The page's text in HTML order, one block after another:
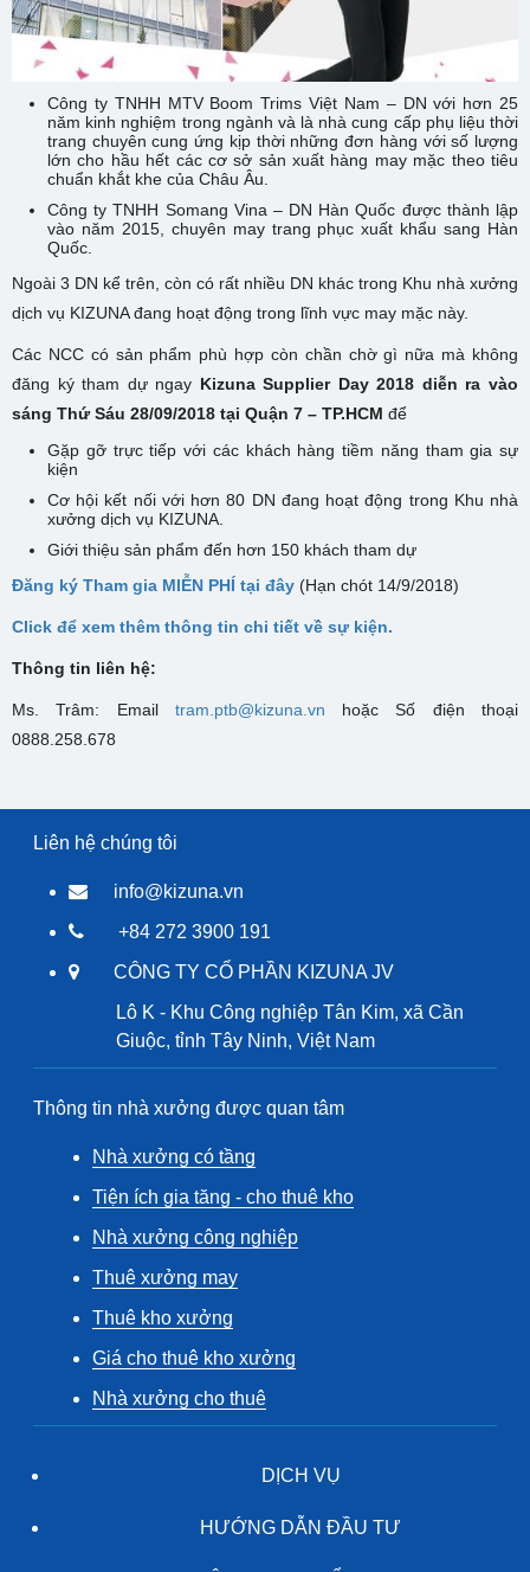
Công ty TNHH MTV Boom Trims Việt Nam – DN với hơn 25
năm kinh nghiệm trong ngành và là nhà cung cấp phụ liệu thời
trang chuyên cung ứng kịp thời những đơn hàng với số lượng
lớn cho hầu hết các cơ sở sản xuất hàng may mặc theo tiêu
chuẩn khắt khe của Châu Âu.
Công ty TNHH Somang Vina – DN Hàn Quốc được thành lập
vào năm 2015, chuyên may trang phục xuất khẩu sang Hàn
Quốc.
Ngoài 3 DN kể trên, còn có rất nhiều DN khác trong Khu nhà xưởng
dịch vụ KIZUNA đang hoạt động trong lĩnh vực may mặc này.
Các NCC có sản phẩm phù hợp còn chần chờ gì nữa mà không
đăng ký tham dự ngay Kizuna Supplier Day 2018 diễn ra vào
sáng Thứ Sáu 28/09/2018 tại Quận 7 – TP.HCM để
Gặp gỡ trực tiếp với các khách hàng tiềm năng tham gia sự
kiện
Cơ hội kết nối với hơn 80 DN đang hoạt động trong Khu nhà
xưởng dịch vụ KIZUNA.
Giới thiệu sản phẩm đến hơn 150 khách tham dự
Đăng ký Tham gia MIỄN PHÍ tại đây (Hạn chót 14/9/2018)
Click để xem thêm thông tin chi tiết về sự kiện.
Thông tin liên hệ:
Ms. Trâm: Email tram.ptb@kizuna.vn hoặc Số điện thoại
0888.258.678
Liên hệ chúng tôi
info@kizuna.vn
+84 272 3900 191
CÔNG TY CỔ PHẦN KIZUNA JV
Lô K - Khu Công nghiệp Tân Kim, xã Cần
Giuộc, tỉnh Tây Ninh, Việt Nam
Thông tin nhà xưởng được quan tâm
Nhà xưởng có tầng
Tiện ích gia tăng - cho thuê kho
Nhà xưởng công nghiệp
Thuê xưởng may
Thuê kho xưởng
Giá cho thuê kho xưởng
Nhà xưởng cho thuê
DỊCH VỤ
HƯỚNG DẪN ĐẦU TƯ